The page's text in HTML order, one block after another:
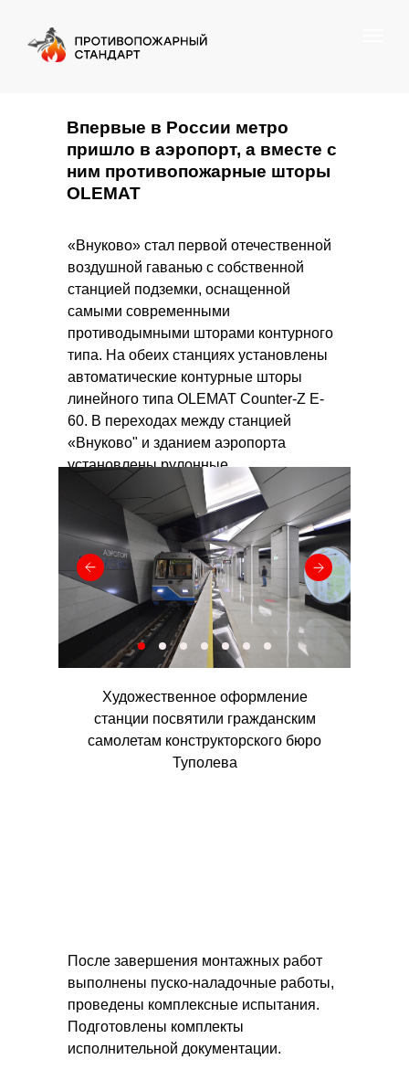
«Внуково» стал первой отечественной
воздушной гаванью с собственной
станцией подземки, оснащенной
самыми современными
противодымными шторами контурного
типа. На обеих станциях установлены
автоматические контурные шторы
линейного типа OLEMAT Counter-Z E-
60. В переходах между станцией
«Внуково" и зданием аэропорта
установлены рулонные
противопожарные шторы OLEMAT EI-
Впервые в России метро
пришло в аэропорт, а вместе с
ним противопожарные шторы
OLEMAT
Художественное оформление
станции посвятили гражданским
самолетам конструкторского бюро
Туполева
После завершения монтажных работ
выполнены пуско-наладочные работы,
проведены комплексные испытания.
Подготовлены комплекты
исполнительной документации.